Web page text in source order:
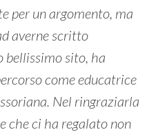
per un argomento, ma
averne scritto
bellissimo sito, ha
come educatrice
Nel ringraziarla
che ci ha regalato non